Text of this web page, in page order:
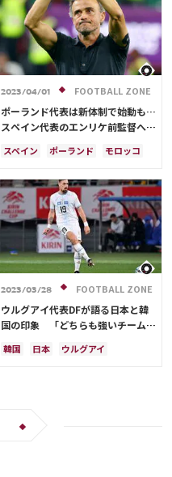
サウジアラビア
クロアチア
イングランド
オランダ
ポルトガル
モロッコ
2023/04/01 FOOTBALL ZONE
ポーランド代表は新体制で始動も…
スペイン代表のエンリケ前監督への
スペイン ポーランド
モロッコ
ポルトガル
日本 コスタリカ
2023/03/28 FOOTBALL ZONE
ウルグアイ代表DFが語る日本と韓
国の印象 「どちらも強いチーム
の“違い”とは？
韓国 日本
ウルグアイ